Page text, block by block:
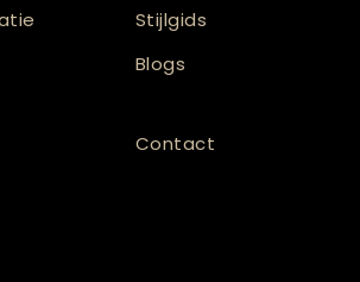
Stijlgids
Blogs
Contact